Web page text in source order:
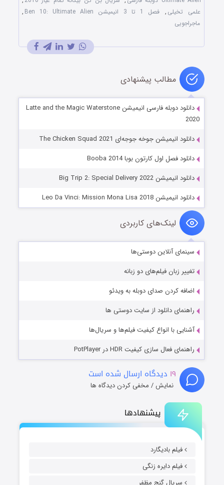
پیشنهادها
فیلم بادیگارد
فیلم دایره زنگی
سریال گنج مظفر
علمی تخیلی , فصل 1 تا 3 انیمیشن Ben 10: Ultimate Alien
,
ماجراجویی
مطالب پیشنهادی
دانلود دوبله فارسی انیمیشن Latte and the Magic Waterstone
2020
دانلود انیمیشن جوخه جوجه‌ای The Chicken Squad 2021
دانلود فصل اول کارتون بوبا Booba 2014
دانلود انیمیشن Big Trip 2: Special Delivery 2022
دانلود انیمیشن Leo Da Vinci: Mission Mona Lisa 2018
لینک‌های کاربردی
سینمای آنلاین دوستی‌ها
تغییر زبان فیلم‌های دو زبانه
اضافه کردن صدای دوبله به ویدئو
راهنمای دانلود از سایت دوستی ها
آشنایی با انواع کیفیت فیلم‌ها و سریال‌ها
راهنمای فعال سازی کیفیت HDR در PotPlayer
۱۹ دیدگاه ارسال شده است
نمایش / مخفی کردن دیدگاه ها